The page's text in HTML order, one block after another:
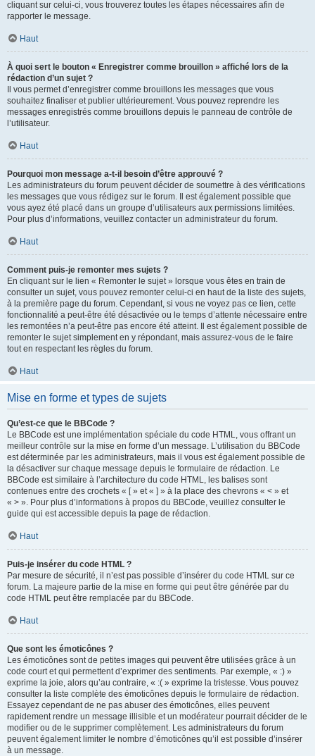
cliquant sur celui-ci, vous trouverez toutes les étapes nécessaires afin de
rapporter le message.
Haut
À quoi sert le bouton « Enregistrer comme brouillon » affiché lors de la
rédaction d’un sujet ?
Il vous permet d’enregistrer comme brouillons les messages que vous
souhaitez finaliser et publier ultérieurement. Vous pouvez reprendre les
messages enregistrés comme brouillons depuis le panneau de contrôle de
l’utilisateur.
Haut
Pourquoi mon message a-t-il besoin d’être approuvé ?
Les administrateurs du forum peuvent décider de soumettre à des vérifications
les messages que vous rédigez sur le forum. Il est également possible que
vous ayez été placé dans un groupe d’utilisateurs aux permissions limitées.
Pour plus d’informations, veuillez contacter un administrateur du forum.
Haut
Comment puis-je remonter mes sujets ?
En cliquant sur le lien « Remonter le sujet » lorsque vous êtes en train de
consulter un sujet, vous pouvez remonter celui-ci en haut de la liste des sujets,
à la première page du forum. Cependant, si vous ne voyez pas ce lien, cette
fonctionnalité a peut-être été désactivée ou le temps d’attente nécessaire entre
les remontées n’a peut-être pas encore été atteint. Il est également possible de
remonter le sujet simplement en y répondant, mais assurez-vous de le faire
tout en respectant les règles du forum.
Haut
Mise en forme et types de sujets
Qu’est-ce que le BBCode ?
Le BBCode est une implémentation spéciale du code HTML, vous offrant un
meilleur contrôle sur la mise en forme d’un message. L’utilisation du BBCode
est déterminée par les administrateurs, mais il vous est également possible de
la désactiver sur chaque message depuis le formulaire de rédaction. Le
BBCode est similaire à l’architecture du code HTML, les balises sont
contenues entre des crochets « [ » et « ] » à la place des chevrons « < » et
« > ». Pour plus d’informations à propos du BBCode, veuillez consulter le
guide qui est accessible depuis la page de rédaction.
Haut
Puis-je insérer du code HTML ?
Par mesure de sécurité, il n’est pas possible d’insérer du code HTML sur ce
forum. La majeure partie de la mise en forme qui peut être générée par du
code HTML peut être remplacée par du BBCode.
Haut
Que sont les émoticônes ?
Les émoticônes sont de petites images qui peuvent être utilisées grâce à un
code court et qui permettent d’exprimer des sentiments. Par exemple, « :) »
exprime la joie, alors qu’au contraire, « :( » exprime la tristesse. Vous pouvez
consulter la liste complète des émoticônes depuis le formulaire de rédaction.
Essayez cependant de ne pas abuser des émoticônes, elles peuvent
rapidement rendre un message illisible et un modérateur pourrait décider de le
modifier ou de le supprimer complètement. Les administrateurs du forum
peuvent également limiter le nombre d’émoticônes qu’il est possible d’insérer
à un message.